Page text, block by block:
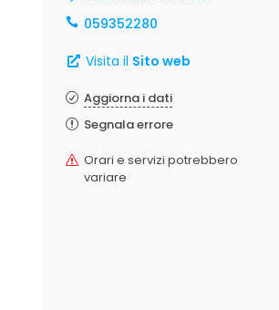
059352280
Visita il Sito web
Aggiorna i dati
Segnala errore
Orari e servizi potrebbero
variare